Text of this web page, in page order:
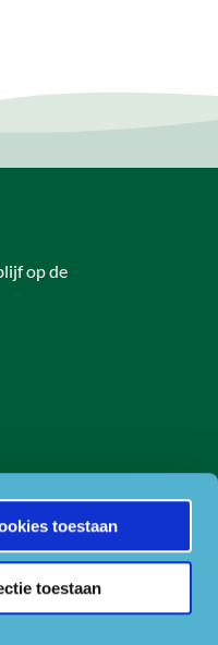
toestaan
toestaan
op de